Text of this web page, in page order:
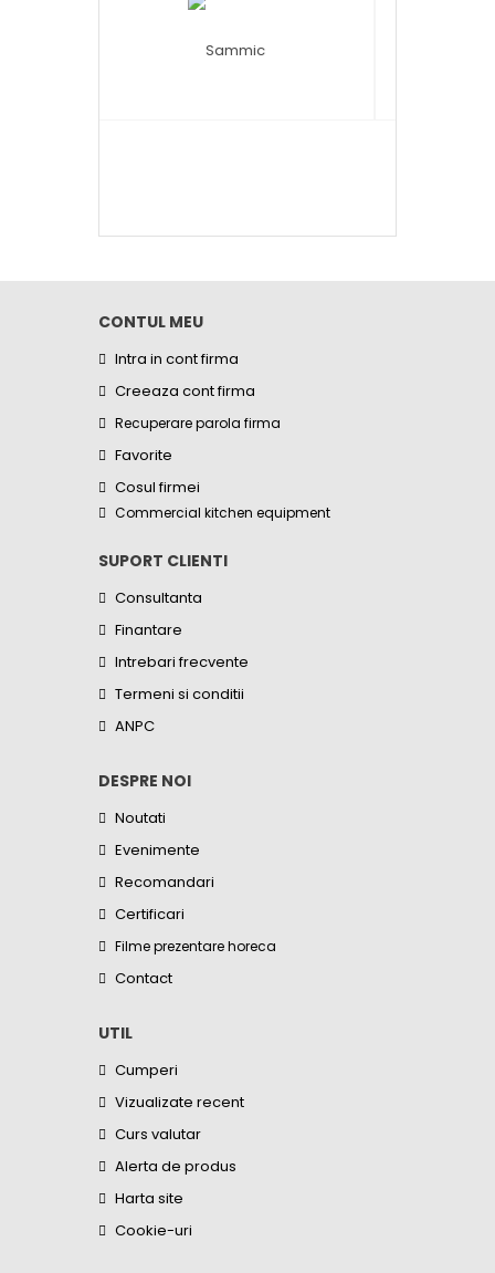
CONTUL MEU
Intra in cont firma
Creeaza cont firma
Recuperare parola firma
Favorite
Cosul firmei
Commercial kitchen equipment
SUPORT CLIENTI
Consultanta
Finantare
Intrebari frecvente
Termeni si conditii
ANPC
DESPRE NOI
Noutati
Evenimente
Recomandari
Certificari
Filme prezentare horeca
Contact
UTIL
Cumperi
Vizualizate recent
Curs valutar
Alerta de produs
Harta site
Cookie-uri